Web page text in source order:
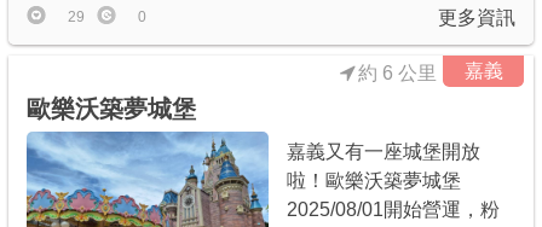
更多資訊
29 0
嘉義
歐樂沃築夢城堡
約 6 公里
嘉義又有一座城堡開放
啦！歐樂沃築夢城堡
2025/08/01開始營運，粉